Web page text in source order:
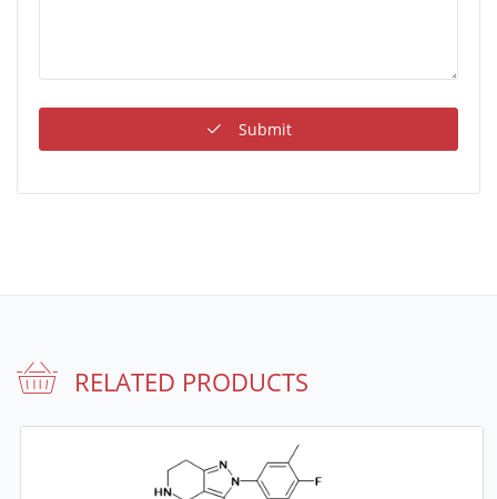
Submit
RELATED PRODUCTS